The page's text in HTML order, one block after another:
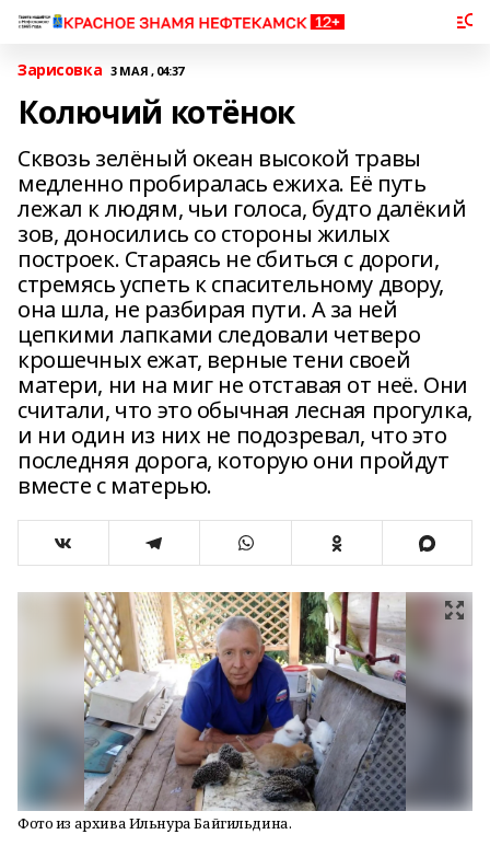
Зарисовка 3 МАЯ , 04:37
Колючий котёнок
Сквозь зелёный океан высокой травы
медленно пробиралась ежиха. Её путь
лежал к людям, чьи голоса, будто далёкий
зов, доносились со стороны жилых
построек. Стараясь не сбиться с дороги,
стремясь успеть к спасительному двору,
она шла, не разбирая пути. А за ней
цепкими лапками следовали четверо
крошечных ежат, верные тени своей
матери, ни на миг не отставая от неё. Они
считали, что это обычная лесная прогулка,
и ни один из них не подозревал, что это
последняя дорога, которую они пройдут
вместе с матерью.
Фото из архива Ильнура Байгильдина.